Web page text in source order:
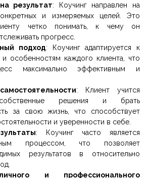
результат: Коучинг направлен на
и измеряемых целей. Это
четко понимать, к чему он
прогресс.
подход: Коучинг адаптируется к
особенностям каждого клиента, что
максимально эффективным и
: Клиент учится
решения и брать
за свою жизнь, что способствует
и уверенности в себе.
: Коучинг часто является
процессом, что позволяет
результатов в относительно
и профессионального